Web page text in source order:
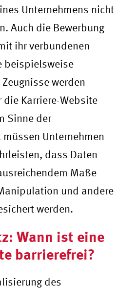
Unternehmens nicht
Auch die Bewerbung
ihr verbundenen
beispielsweise
werden
Karriere-Website
Sinne der
Unternehmen
dass Daten
Maße
und andere
werden.
Wann ist eine
barrierefrei?
des